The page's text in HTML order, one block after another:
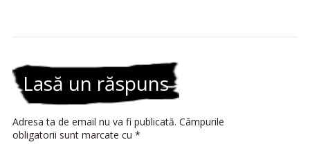
Lasă un răspuns
Adresa ta de email nu va fi publicată. Câmpurile
obligatorii sunt marcate cu *